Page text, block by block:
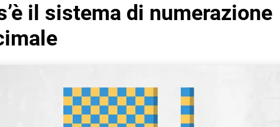
il sistema di numerazione